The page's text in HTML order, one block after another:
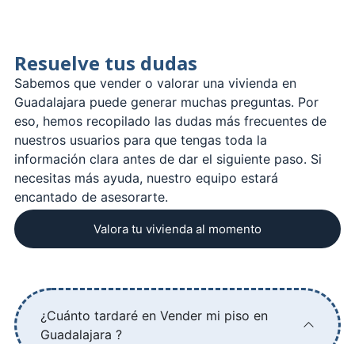
Resuelve tus dudas
Sabemos que vender o valorar una vivienda en
Guadalajara puede generar muchas preguntas. Por
eso, hemos recopilado las dudas más frecuentes de
nuestros usuarios para que tengas toda la
información clara antes de dar el siguiente paso. Si
necesitas más ayuda, nuestro equipo estará
encantado de asesorarte.
Valora tu vivienda al momento
¿Cuánto tardaré en Vender mi piso en
Guadalajara ?